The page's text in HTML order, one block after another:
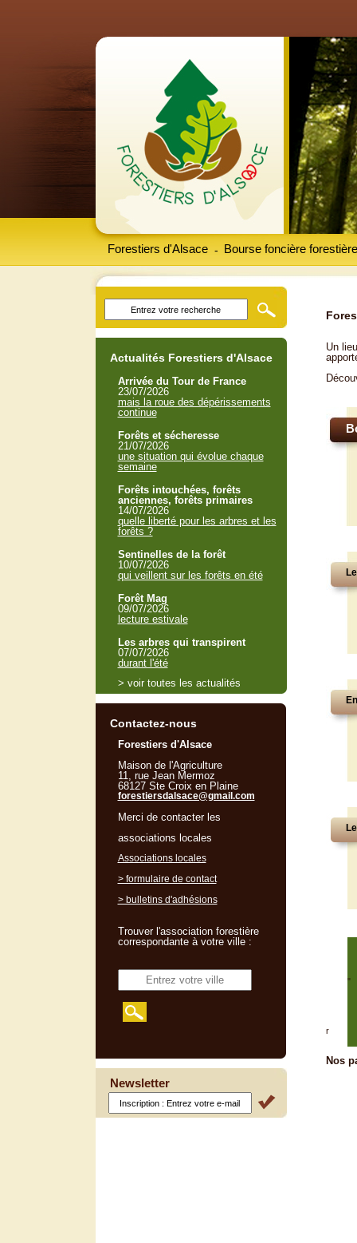
Forestiers d'Alsace Bourse foncière forestière
-
Un
"
r
Nos
Actualités Forestiers d'Alsace
Arrivée du Tour de France
23/07/2026
mais la roue des dépérissements
continue
Forêts et sécheresse
21/07/2026
une situation qui évolue chaque
semaine
Forêts intouchées, forêts
anciennes, forêts primaires
14/07/2026
quelle liberté pour les arbres et les
forêts ?
Sentinelles de la forêt
10/07/2026
qui veillent sur les forêts en été
Forêt Mag
09/07/2026
lecture estivale
Les arbres qui transpirent
07/07/2026
durant l'été
> voir toutes les actualités
Contactez-nous
Forestiers d'Alsace
Maison de l'Agriculture
11, rue Jean Mermoz
68127 Ste Croix en Plaine
forestiersdalsace@gmail.com
Merci de contacter les
associations locales
Associations locales
> formulaire de contact
> bulletins d'adhésions
Trouver l'association forestière
correspondante à votre ville :
Newsletter